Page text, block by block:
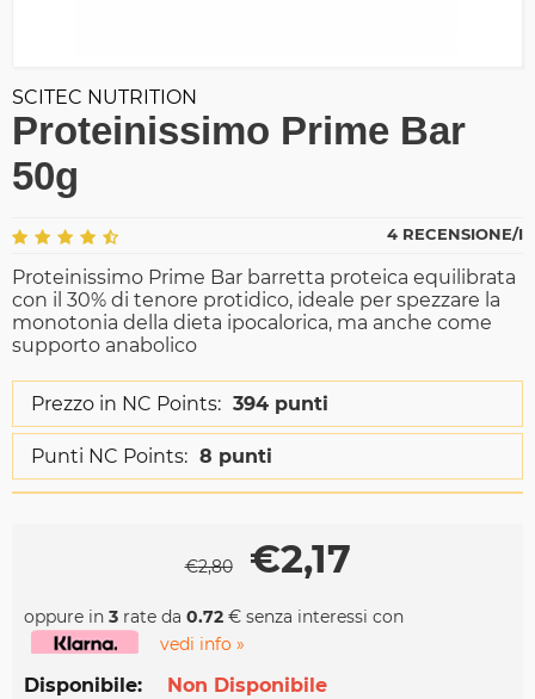
SCITEC NUTRITION
Proteinissimo Prime Bar
50g
4 RECENSIONE/I
Proteinissimo Prime Bar barretta proteica equilibrata
con il 30% di tenore protidico, ideale per spezzare la
monotonia della dieta ipocalorica, ma anche come
supporto anabolico
Prezzo in NC Points: 394 punti
Punti NC Points: 8 punti
€2,80 €2,17
oppure in 3 rate da 0.72 € senza interessi con
vedi info »
Disponibile:
Non Disponibile